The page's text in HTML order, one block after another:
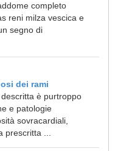
completo
reni milza vescica e
segno di
dei rami
è purtroppo
e patologie
sovracardiali,
prescritta ...